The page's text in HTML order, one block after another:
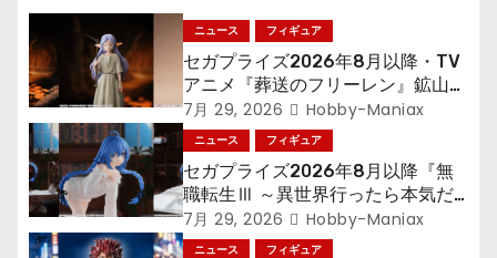
ー
シ
ョ
ン
ニュース フィギュア
セガプライズ2026年8月以降・TV
アニメ『葬送のフリーレン』鉱山で
300年働くことになっっちゃった
「フリーレン」を立体化！
7月 29, 2026 Hobby-Maniax
ニュース フィギュア
セガプライズ2026年8月以降『無
職転生Ⅲ ～異世界行ったら本気だ
す～』から「ロキシー」のフィギュ
アが登場！
7月 29, 2026 Hobby-Maniax
ニュース フィギュア